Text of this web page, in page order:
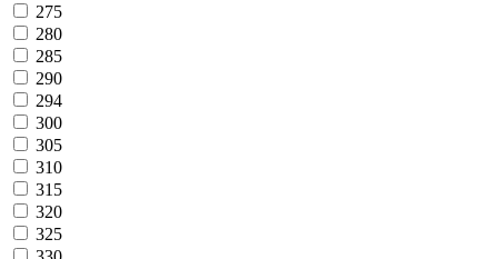
275
280
285
290
294
300
305
310
315
320
325